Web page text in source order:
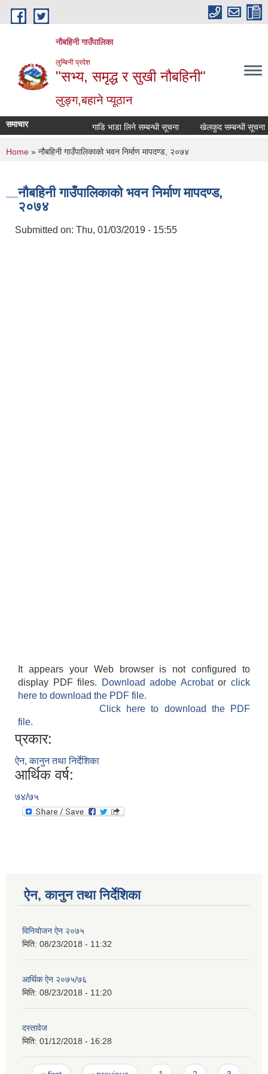
Skip to main content
नौबहिनी गाउँपालिका
लुम्बिनी प्रदेश
"सभ्य, समृद्ध र सुखी नौबहिनी"
लुङ्ग,बहाने प्यूठान
समाचार गाडि भाडा लिने सम्बन्धी सूचना खेलकुद सम्बन्धी सूचना
You are here
Home » नौबहिनी गाउँपालिकाको भवन निर्माण मापदण्ड, २०७४
नौबहिनी गाउँपालिकाको भवन निर्माण मापदण्ड,
२०७४
Submitted on: Thu, 01/03/2019 - 15:55
It appears your Web browser is not configured to
display PDF files.
Download adobe Acrobatorclick
here to download the PDF file.
Click here to download the PDF
file.
प्रकार:
ऐन, कानुन तथा निर्देशिका
आर्थिक वर्ष:
७४/७५
ऐन, कानुन तथा निर्देशिका
विनियोजन ऐन २०७५
मिति: 08/23/2018 - 11:32
आर्थिक ऐन २०७५/७६
मिति: 08/23/2018 - 11:20
दस्तावेज
मिति: 01/12/2018 - 16:28